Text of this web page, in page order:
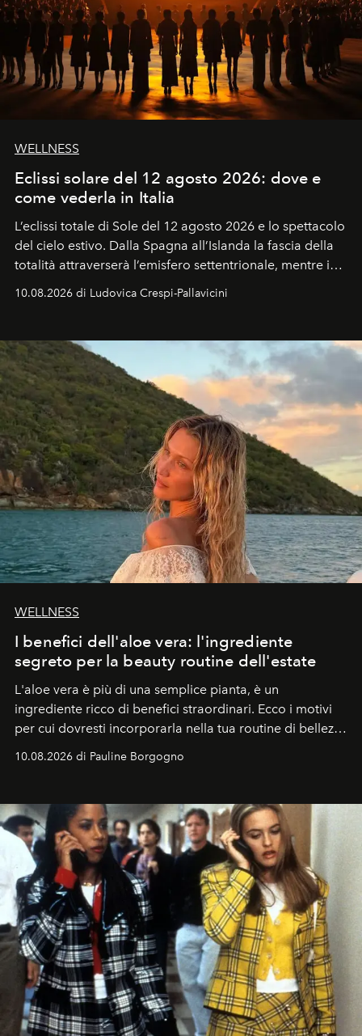
WELLNESS
Eclissi solare del 12 agosto 2026: dove e
come vederla in Italia
L’eclissi totale di Sole del 12 agosto 2026 e lo spettacolo
del cielo estivo. Dalla Spagna all’Islanda la fascia della
totalità attraverserà l’emisfero settentrionale, mentre in
spettacolare al Nord. Orari, città favorite e regole per
10.08.2026 di Ludovica Crespi-Pallavicini
WELLNESS
I benefici dell'aloe vera: l'ingrediente
segreto per la beauty routine dell'estate
L'aloe vera è più di una semplice pianta, è un
ingrediente ricco di benefici straordinari. Ecco i motivi
per cui dovresti incorporarla nella tua routine di bellezza
10.08.2026 di Pauline Borgogno